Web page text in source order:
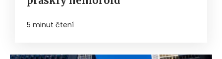
5 minut čtení